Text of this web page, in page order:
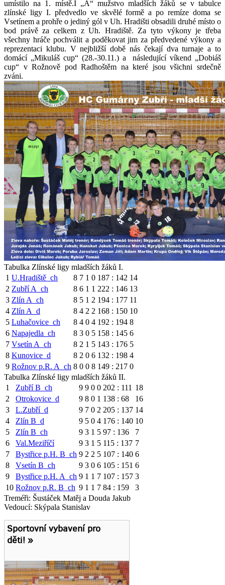
umístilo na 1. místě.I „A“ mužstvo mladších žáků se v tabulce
zlínské ligy I. předvedlo ve skvělé formě a po remíze doma se
Vsetínem a prohře o jediný gól v Uh. Hradišti obsadili druhé místo o
bod právě za celkem z Uh. Hradiště. Za tyto výkony je třeba
všechny hráče pochválit a poděkovat jim za předvedené výkony a
reprezentaci klubu. V nejbližší době nás čekají dva turnaje a to
domácí „Mikuláš cup“ (28.-30.11.) a následující víkend „Dobiáš
cup“ v Rožnově pod Radhoštěm na které jsou všichni srdečně
zváni.
Tabulka Zlínské ligy mladších žáků I.
1 U.Hradiště_ch 8 7 1 0 187 : 142 14
2 Zubří A_ch 8 6 1 1 222 : 146 13
3 Zlín A_ch 8 5 1 2 194 : 177 11
4 Zlín A_d 8 4 2 2 168 : 150 10
5 Luhačovice_ch 8 4 0 4 192 : 194 8
6 Napajedla_ch 8 3 0 5 158 : 145 6
7 Vsetín A_ch 8 2 1 5 143 : 176 5
8 Kunovice_d 8 2 0 6 132 : 198 4
9 Rožnov p.R. A_ch 8 0 0 8 149 : 217 0
Tabulka Zlínské ligy mladších žáků II.
1
Zubří B_ch 9 9 0 0 202 : 111 18
2
Otrokovice_d 9 8 0 1 138 : 68
16
3
L.Zubří_d 9 7 0 2 205 : 137 14
4
Zlín B_d 9 5 0 4 176 : 140 10
5
Zlín B_ch 9 3 1 5 97 : 136
7
6
Val.Meziříčí 9 3 1 5 115 : 137 7
7
Bystřice p.H. B_ch 9 2 2 5 107 : 140 6
8
Vsetín B_ch 9 3 0 6 105 : 151 6
9
Bystřice p.H. A_ch 9 1 1 7 107 : 157 3
10 Rožnov p.R. B_ch 9 1 1 7 84 : 159
3
Treméři: Šustáček Matěj a Douda Jakub
Vedoucí: Skýpala Stanislav